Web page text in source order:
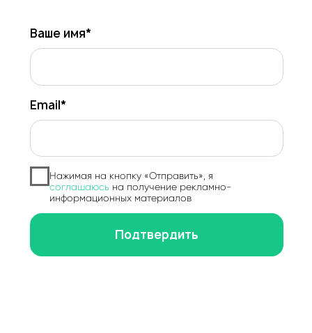
соглашаюсь
Подтвердить